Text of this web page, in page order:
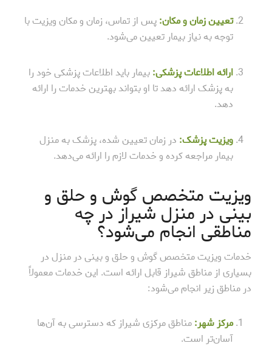
تعیین زمان و مکان:پس از تماس، زمان و مکان ویزیت با
توجه به نیاز بیمار تعیین می‌شود.
ارائه اطلاعات پزشکی:بیمار باید اطلاعات پزشکی خود را
به پزشک ارائه دهد تا او بتواند بهترین خدمات را ارائه
دهد.
ویزیت پزشک: در زمان تعیین شده، پزشک به منزل
بیمار مراجعه کرده و خدمات لازم را ارائه می‌دهد.
ویزیت متخصص گوش و حلق و
بینی در منزل شیراز در چه
مناطقی انجام می‌شود؟
خدمات ویزیت متخصص گوش و حلق و بینی در منزل در
بسیاری از مناطق شیراز قابل ارائه است. این خدمات معمولاً
در مناطق زیر انجام می‌شود:
مرکز شهر:مناطق مرکزی شیراز که دسترسی به آن‌ها
آسان‌تر است.